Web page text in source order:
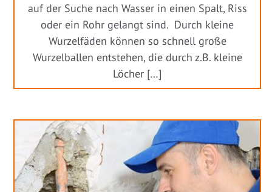
auf der Suche nach Wasser in einen Spalt, Riss
oder ein Rohr gelangt sind. Durch kleine
Wurzelfäden können so schnell große
Wurzelballen entstehen, die durch z.B. kleine
Löcher […]